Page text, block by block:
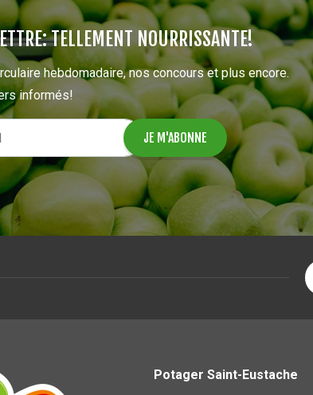
TELLEMENT NOURRISSANTE!
hebdomadaire, nos concours et plus encore.
informés!
Potager Saint-Eustache